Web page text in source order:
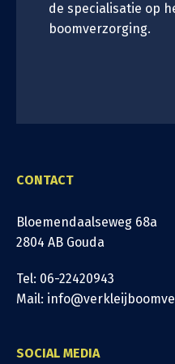
de specialisatie op
boomverzorging.
CONTACT
Bloemendaalseweg 68a
2804 AB Gouda
Tel: 06-22420943
Mail:
SOCIAL MEDIA